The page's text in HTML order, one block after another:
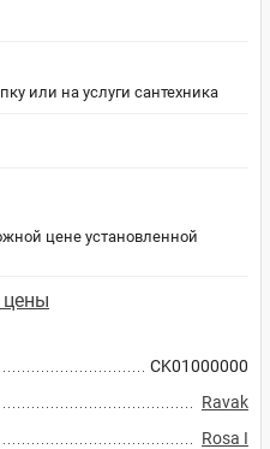
CK01000000
Ravak
Rosa I
или на услуги сантехника
цене установленной
цены